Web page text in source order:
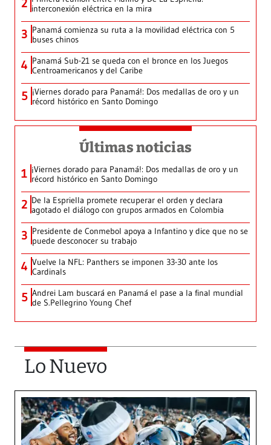
2 interconexión eléctrica en la mira
3 Panamá comienza su ruta a la movilidad eléctrica con 5
buses chinos
4 Panamá Sub-21 se queda con el bronce en los Juegos
Centroamericanos y del Caribe
5 ¡Viernes dorado para Panamá!: Dos medallas de oro y un
récord histórico en Santo Domingo
Últimas noticias
1 ¡Viernes dorado para Panamá!: Dos medallas de oro y un
récord histórico en Santo Domingo
2 De la Espriella promete recuperar el orden y declara
agotado el diálogo con grupos armados en Colombia
3 Presidente de Conmebol apoya a Infantino y dice que no se
puede desconocer su trabajo
4 Vuelve la NFL: Panthers se imponen 33-30 ante los
Cardinals
5 Andrei Lam buscará en Panamá el pase a la final mundial
de S.Pellegrino Young Chef
Lo Nuevo